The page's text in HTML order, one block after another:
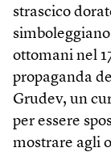
strascico
ottomani nel
propaganda
Grudev, un
per essere
mostrare agli